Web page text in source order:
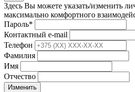
Здесь Вы можете указать/изменить
максимально комфортного
Пароль*
Контактный e-mail
Телефон
Фамилия
Имя
Отчество
Изменить